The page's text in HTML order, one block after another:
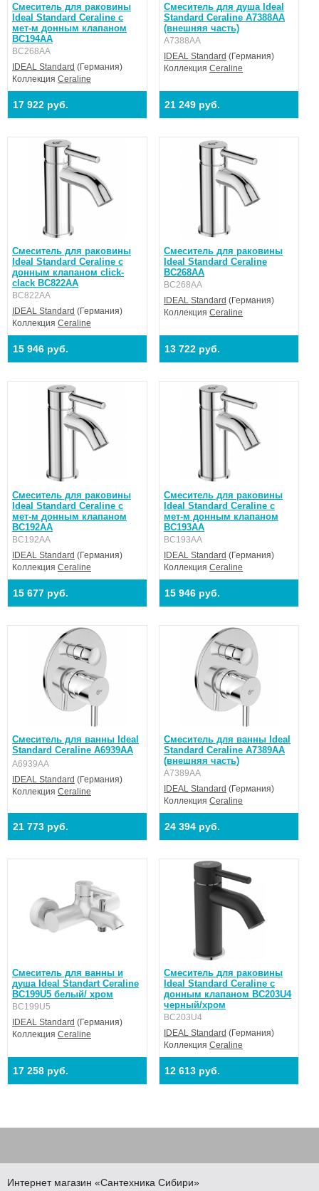
Смеситель для раковины
Ideal Standard Ceraline с
мет-м донным клапаном
BC194AA
BC268AA
IDEAL Standard (Германия)
Коллекция Ceraline
17 922 руб.
Смеситель для душа Ideal
Standard Ceraline A7388AA
(внешняя часть)
A7388AA
IDEAL Standard (Германия)
КоллекцияCeraline
21 249 руб.
Смеситель для раковины
Ideal Standard Ceraline с
донным клапаном click-
clack BC822AA
BC822AA
IDEAL Standard (Германия)
Коллекция Ceraline
15 946 руб.
Смеситель для раковины
Ideal Standard Ceraline
BC268AA
BC268AA
IDEAL Standard (Германия)
КоллекцияCeraline
13 722 руб.
Смеситель для раковины
Ideal Standard Ceraline с
мет-м донным клапаном
BC192AA
BC192AA
IDEAL Standard (Германия)
Коллекция Ceraline
15 677 руб.
Смеситель для раковины
Ideal Standard Ceraline с
мет-м донным клапаном
BC193AA
BC193AA
IDEAL Standard (Германия)
КоллекцияCeraline
15 946 руб.
Смеситель для ванны Ideal
Standard Ceraline A6939AA
A6939AA
IDEAL Standard (Германия)
Коллекция Ceraline
21 773 руб.
Смеситель для ванны Ideal
Standard Ceraline A7389AA
(внешняя часть)
A7389AA
IDEAL Standard (Германия)
КоллекцияCeraline
24 394 руб.
Смеситель для ванны и
душа Ideal Standart Ceraline
BC199U5 белый/ хром
BC199U5
IDEAL Standard (Германия)
Коллекция Ceraline
17 258 руб.
Смеситель для раковины
Ideal Standard Ceraline с
донным клапаном BC203U4
черный/хром
BC203U4
IDEAL Standard (Германия)
КоллекцияCeraline
12 613 руб.
Интернет магазин «Сантехника Сибири»